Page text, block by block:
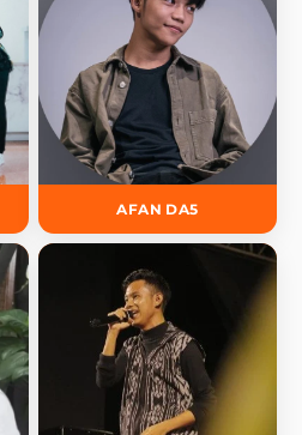
AFAN DA5